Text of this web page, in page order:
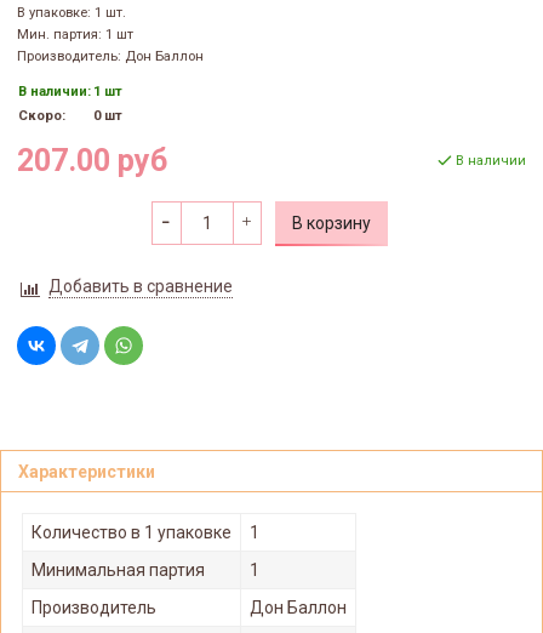
В упаковке: 1 шт.
Мин. партия: 1 шт
Производитель: Дон Баллон
В наличии: 1 шт
Скоро:
0 шт
207.00 руб В наличии
В корзину
Добавить в сравнение
Характеристики
Количество в 1 упаковке
1
Минимальная партия
1
Производитель
Дон Баллон